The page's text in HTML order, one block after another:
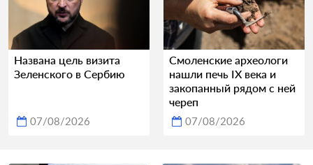
Названа цель визита
Зеленского в Сербию
07/08/2026
Смоленские археологи
нашли печь IX века и
закопанный рядом с ней
череп
07/08/2026